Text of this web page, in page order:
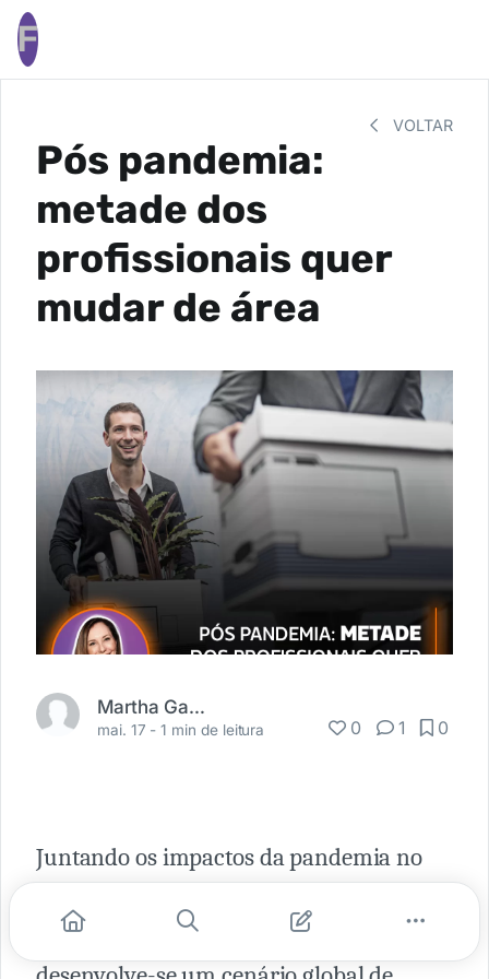
F
VOLTAR
Pós pandemia:
metade dos
profissionais quer
mudar de área
Martha Gabriel
mai. 17 -1 min de leitura 0 1 0
Juntando os impactos da pandemia no
satisfação no trabalho pré-pandemia,